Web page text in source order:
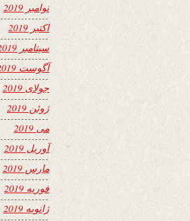
نوامبر 2019
اکتبر 2019
سپتامبر 2019
آگوست 2019
جولای 2019
ژوئن 2019
می 2019
آوریل 2019
مارس 2019
فوریه 2019
ژانویه 2019